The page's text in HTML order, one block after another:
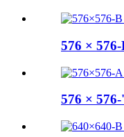
576 ×
576 ×